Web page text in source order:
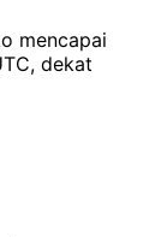
mencapai
dekat